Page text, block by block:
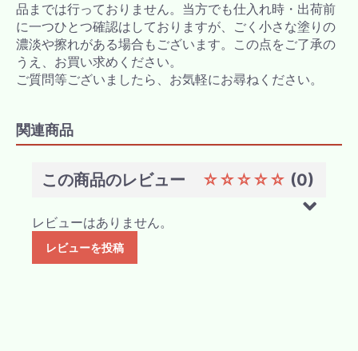
品までは行っておりません。当方でも仕入れ時・出荷前
に一つひとつ確認はしておりますが、ごく小さな塗りの
濃淡や擦れがある場合もございます。この点をご了承の
うえ、お買い求めください。
ご質問等ございましたら、お気軽にお尋ねください。
関連商品
この商品のレビュー ☆☆☆☆☆ (0)
レビューはありません。
レビューを投稿